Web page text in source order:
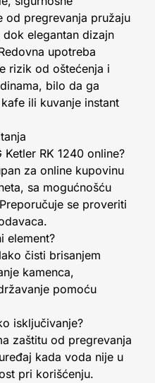
od pregrevanja pružaju
elegantan dizajn
upotreba
rizik od oštećenja i
bilo da ga
ili kuvanje instant
RK 1240 online?
za online kupovinu
sa mogućnošću
se proveriti
element?
čisti brisanjem
kamenca,
pomoću
isključivanje?
zaštitu od pregrevanja
kada voda nije u
pri korišćenju.